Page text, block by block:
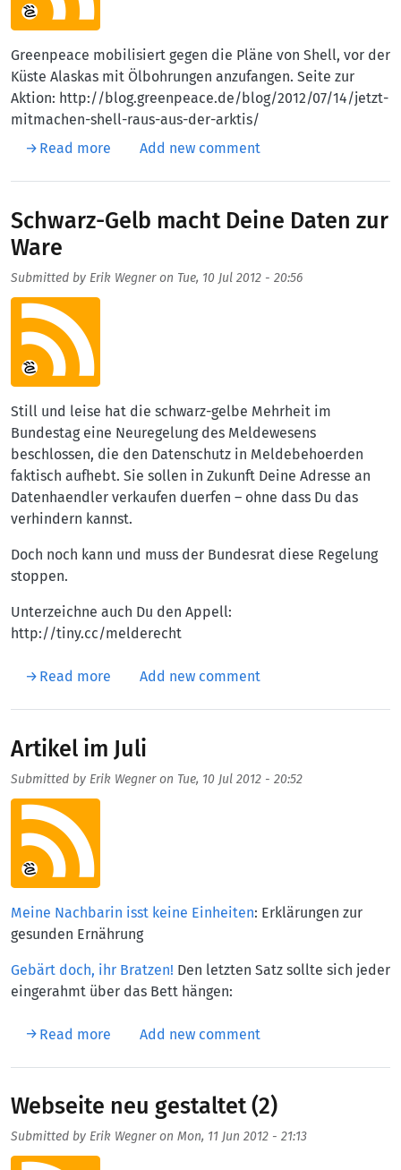
Greenpeace mobilisiert gegen die Pläne von Shell, vor der
Küste Alaskas mit Ölbohrungen anzufangen. Seite zur
Aktion: http://blog.greenpeace.de/blog/2012/07/14/jetzt-
mitmachen-shell-raus-aus-der-arktis/
Read more about Greenpeace und Shell
Add new comment
Schwarz-Gelb macht Deine Daten zur
Ware
Submitted by Erik Wegneron Tue, 10 Jul 2012 - 20:56
Aufmacherbild
Still und leise hat die schwarz-gelbe Mehrheit im
Bundestag eine Neuregelung des Meldewesens
beschlossen, die den Datenschutz in Meldebehoerden
faktisch aufhebt. Sie sollen in Zukunft Deine Adresse an
Datenhaendler verkaufen duerfen – ohne dass Du das
verhindern kannst.
Doch noch kann und muss der Bundesrat diese Regelung
stoppen.
Unterzeichne auch Du den Appell:
http://tiny.cc/melderecht
Read more about Schwarz-Gelb macht Deine Daten zur
Add new comment
Artikel im Juli
Submitted by Erik Wegneron Tue, 10 Jul 2012 - 20:52
Aufmacherbild
Meine Nachbarin isst keine Einheiten: Erklärungen zur
gesunden Ernährung
Gebärt doch, ihr Bratzen! Den letzten Satz sollte sich jeder
eingerahmt über das Bett hängen:
Read more about Artikel im Juli
Add new comment
Webseite neu gestaltet (2)
Submitted by Erik Wegneron Mon, 11 Jun 2012 - 21:13
Aufmacherbild